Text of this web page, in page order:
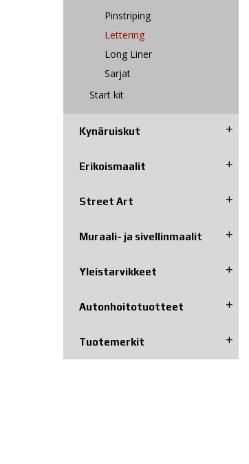
Pinstriping
Lettering
Long Liner
Sarjat
Start kit
Kynäruiskut
Erikoismaalit
Street Art
Muraali- ja sivellinmaalit
Yleistarvikkeet
Autonhoito­tuotteet
Tuotemerkit